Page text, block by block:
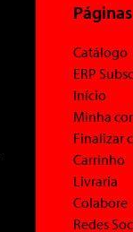
Páginas
Catálogo
ERP
Início
Minha
Finalizar
Carrinho
Livraria
Colabore
Redes